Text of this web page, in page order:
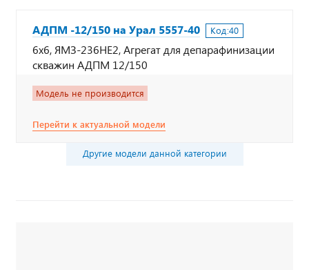
АДПМ -12/150 на Урал 5557-40 Код:40
6х6, ЯМЗ-236НЕ2, Агрегат для депарафинизации
скважин АДПМ 12/150
Модель не производится
Перейти к актуальной модели
Другие модели данной категории